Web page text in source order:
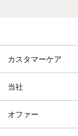
カスタマーケア
当社
オファー